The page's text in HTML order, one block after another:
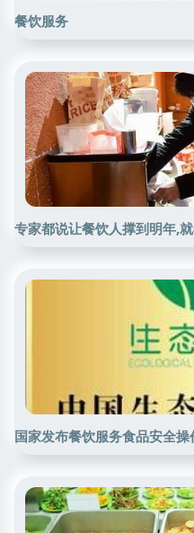
餐饮服务
专家都说让餐饮人撑到明年,
国家发布餐饮服务食品安全